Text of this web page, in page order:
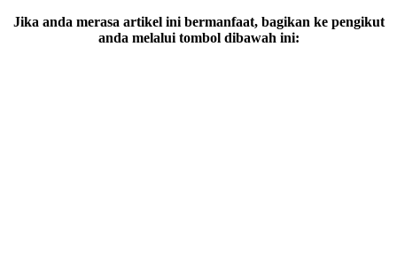
Jika anda merasa artikel ini bermanfaat, bagikan ke pengikut
anda melalui tombol dibawah ini: